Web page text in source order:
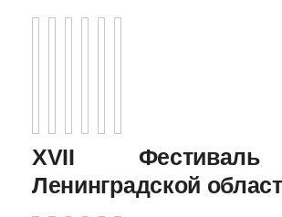
XVII
Ленинградской